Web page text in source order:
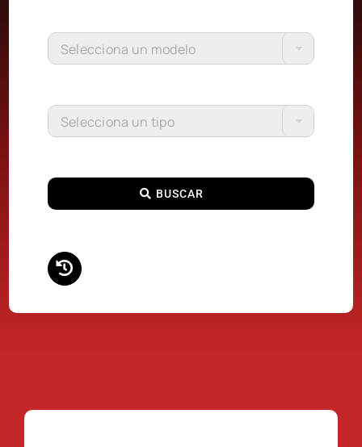
Selecciona un modelo
Selecciona un tipo
BUSCAR